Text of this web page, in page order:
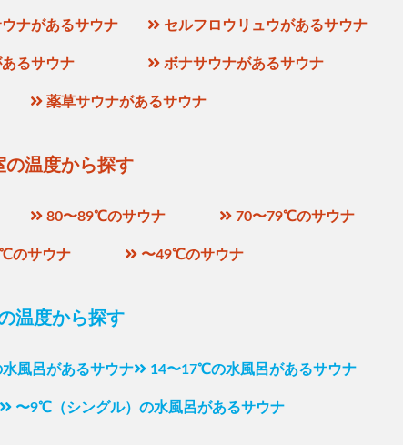
ナがあるサウナ セルフロウリュウがあるサウナ
るサウナ ボナサウナがあるサウナ
薬草サウナがあるサウナ
の温度から探す
80〜89℃のサウナ 70〜79℃のサウナ
のサウナ 〜49℃のサウナ
温度から探す
風呂があるサウナ 14〜17℃の水風呂があるサウナ
〜9℃（シングル）の水風呂があるサウナ